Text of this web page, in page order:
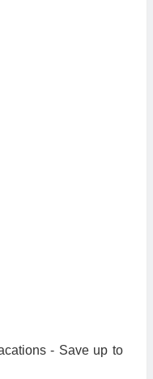
- Save up to